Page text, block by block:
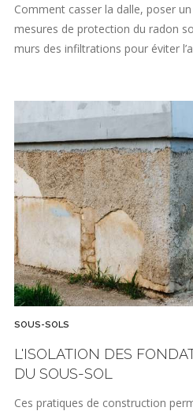
Comment casser la dalle, poser
mesures de protection du radon
murs des infiltrations pour éviter
SOUS-SOLS
L'ISOLATION DES
DU SOUS-SOL
Ces pratiques de construction